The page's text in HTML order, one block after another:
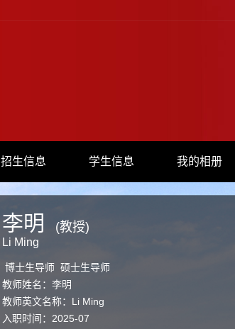
招生信息 学生信息 我的相册
李明
Li Ming
(教授)
博士生导师 硕士生导师
教师姓名：李明
教师英文名称：Li Ming
入职时间：2025-07